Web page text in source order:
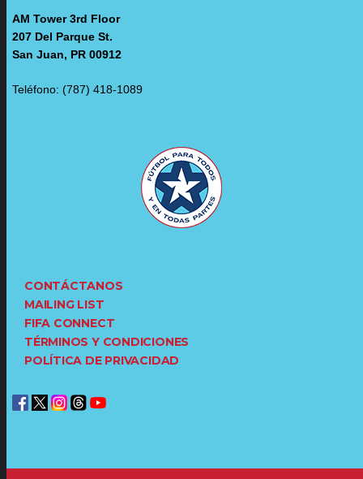
AM Tower 3rd Floor
207 Del Parque St.
San Juan, PR 00912
Teléfono: (787) 418-1089
CONTÁCTANOS
MAILING LIST
FIFA CONNECT
TÉRMINOS Y CONDICIONES
POLÍTICA DE PRIVACIDAD